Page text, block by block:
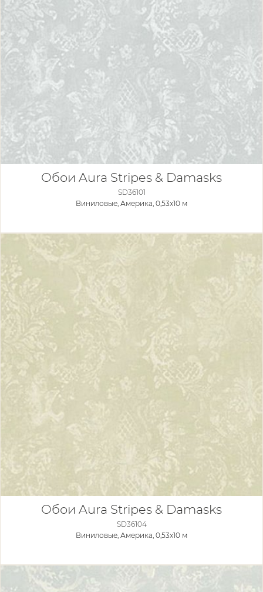
Обои Aura Stripes & Damasks
SD36101
Виниловые, Америка, 0,53x10 м
Обои Aura Stripes & Damasks
SD36104
Виниловые, Америка, 0,53x10 м